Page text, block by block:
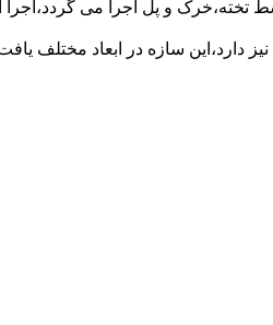
و پل اجرا می گردد،اجرا
دارد،این سازه در ابعاد